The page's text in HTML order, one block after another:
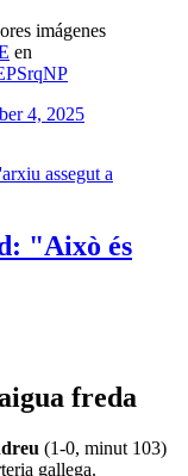
imágenes
en
4, 2025
freda
(1-0, minut 103)
gallega.